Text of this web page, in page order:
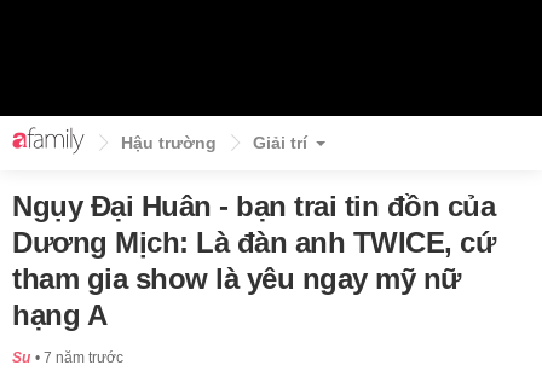
Hậu trường Giải trí
Ngụy Đại Huân - bạn trai tin đồn của
Dương Mịch: Là đàn anh TWICE, cứ
tham gia show là yêu ngay mỹ nữ
hạng A
Su 7 năm trước